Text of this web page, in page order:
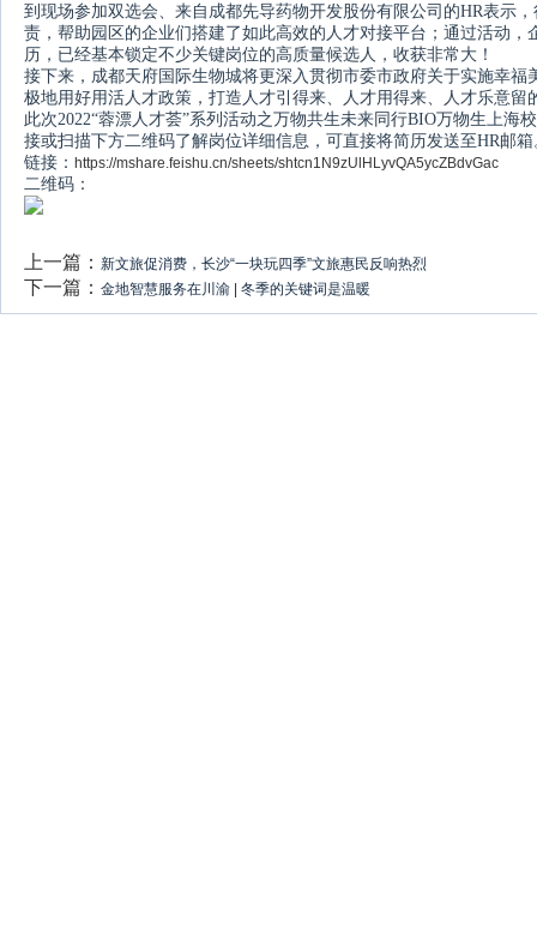
到现场参加双选会、来自成都先导药物开发股份有限公司的HR表示
责，帮助园区的企业们搭建了如此高效的人才对接平台；通过活动
历，已经基本锁定不少关键岗位的高质量候选人，收获非常大！
接下来，成都天府国际生物城将更深入贯彻市委市政府关于实施幸
极地用好用活人才政策，打造人才引得来、人才用得来、人才乐意留
此次2022“蓉漂人才荟”系列活动之万物共生未来同行BIO万物生上
接或扫描下方二维码了解岗位详细信息，可直接将简历发送至HR邮箱
链接： https://mshare.feishu.cn/sheets/shtcn1N9zUlHLyvQA5ycZBdvGac
二维码：
上一篇： 新文旅促消费，长沙“一块玩四季”文旅惠民反响热烈
下一篇： 金地智慧服务在川渝 | 冬季的关键词是温暖